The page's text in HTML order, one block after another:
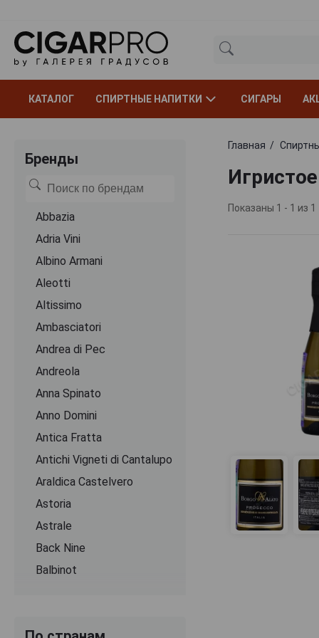
КАТАЛОГ СПИРТНЫЕ НАПИТКИ СИГАРЫ
Бренды
Abbazia
Adria Vini
Albino Armani
Aleotti
Altissimo
Ambasciatori
Andrea di Pec
Andreola
Anna Spinato
Anno Domini
Antica Fratta
Antichi Vigneti di Cantalupo
Araldica Castelvero
Astoria
Astrale
Back Nine
Balbinot
Главная
Показаны 1 - 1 из 1